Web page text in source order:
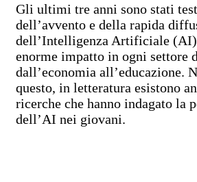
Gli ultimi tre anni sono stati
dell’avvento e della rapida
dell’Intelligenza Artificiale (AI)
enorme impatto in ogni settore
dall’economia all’educazione.
questo, in letteratura esistono
ricerche che hanno indagato la
dell’AI nei giovani.